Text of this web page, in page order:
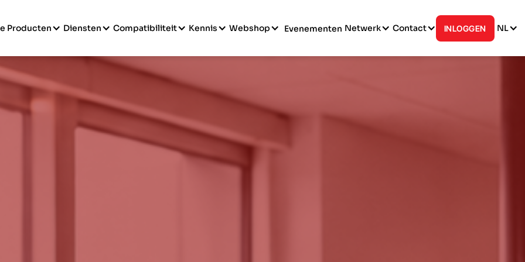
Producten Diensten Compatibiliteit Kennis Webshop Evenementen Netwerk Contact INLOGGEN NL